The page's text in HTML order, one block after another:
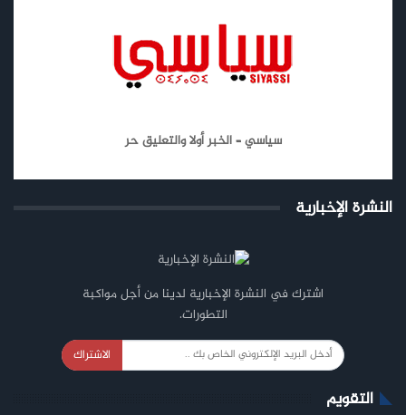
سياسي – الخبر أولا والتعليق حر
النشرة الإخبارية
اشترك في النشرة الإخبارية لدينا من أجل مواكبة
التطورات.
الاشتراك
التقويم